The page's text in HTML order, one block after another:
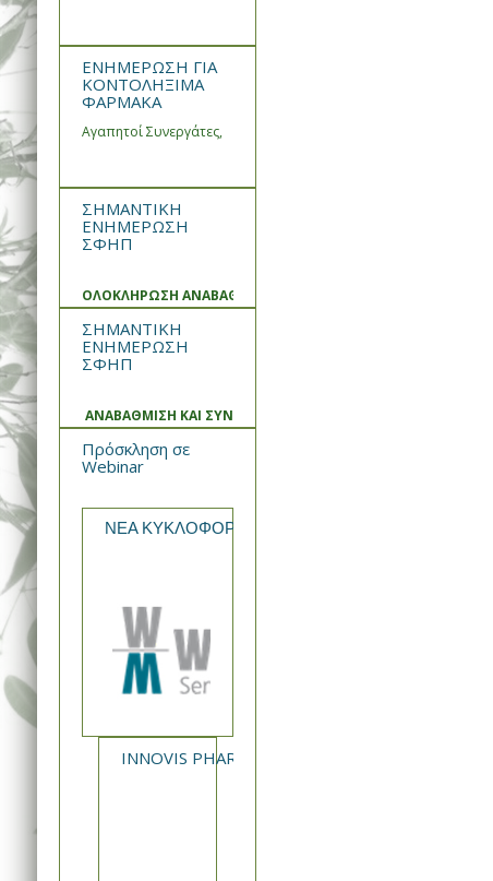
ΕΝΗΜΕΡΩΣΗ ΓΙΑ
ΚΟΝΤΟΛΗΞΙΜΑ
ΦΑΡΜΑΚΑ
Αγαπητοί Συνεργάτες,
ΣΗΜΑΝΤΙΚΗ
ΕΝΗΜΕΡΩΣΗ
ΣΦΗΠ
ΟΛΟΚΛΗΡΩΣΗ ΑΝΑΒΑΘΜΙΣΗΣ ΚΑΙ ΣΥΝΤΗΡΗΣΗΣ ΣΥΣΤΗΜΑΤΟΣ
ΣΗΜΑΝΤΙΚΗ
ΕΝΗΜΕΡΩΣΗ
ΣΦΗΠ
ΑΝΑΒΑΘΜΙΣΗ ΚΑΙ ΣΥΝΤΗΡΗΣΗ ΣΥΣΤΗΜΑΤΟΣ
Πρόσκληση σε
Webinar
ΝΕΑ ΚΥΚΛΟΦΟΡΙΑ από την WIN MEDICA Rekomb®
INNOVIS PHARMA - NEA ΚΥΚΛΟΦΟΡΙΑ XAVERTIA